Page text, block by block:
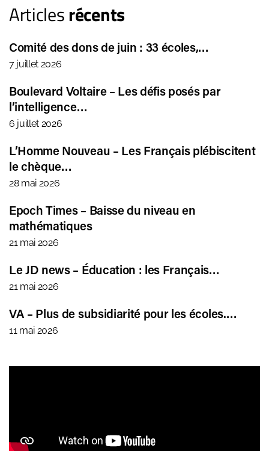
Articlesrécents
Comité des dons de juin : 33 écoles,…
7 juillet 2026
Boulevard Voltaire – Les défis posés par
l’intelligence…
6 juillet 2026
L’Homme Nouveau – Les Français plébiscitent
le chèque…
28 mai 2026
Epoch Times – Baisse du niveau en
mathématiques
21 mai 2026
Le JD news – Éducation : les Français…
21 mai 2026
VA – Plus de subsidiarité pour les écoles.…
11 mai 2026